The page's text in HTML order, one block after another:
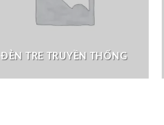
ĐÈN TRE TRUYỀN THỐNG